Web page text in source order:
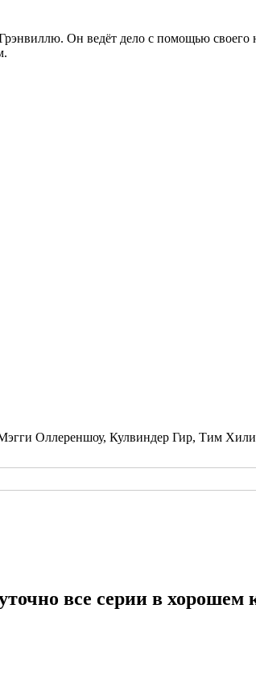
Он ведёт дело с помощью
Оллереншоу, Кулвиндер Гир, Тим
все серии в хорошем